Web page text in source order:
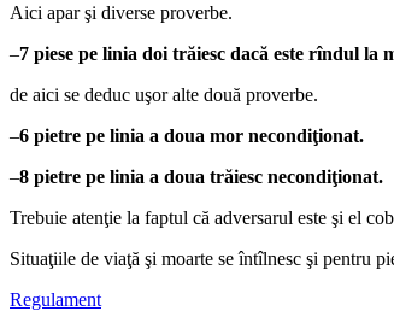
Aici apar şi diverse proverbe.
–7 piese pe linia doi trăiesc dacă este rîndul
de aici se deduc uşor alte două proverbe.
–6 pietre pe linia a doua mor necondiţionat.
–8 pietre pe linia a doua trăiesc necondiţionat.
Trebuie atenţie la faptul că adversarul este şi el
Situaţiile de viaţă şi moarte se întîlnesc şi pentru
Regulament